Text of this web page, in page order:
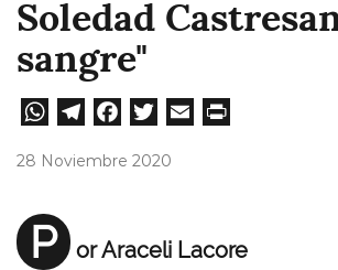
Soledad
sangre"
W
A
pp
Te
m
Fa
28 Noviembre 2020
P or Araceli Lacore